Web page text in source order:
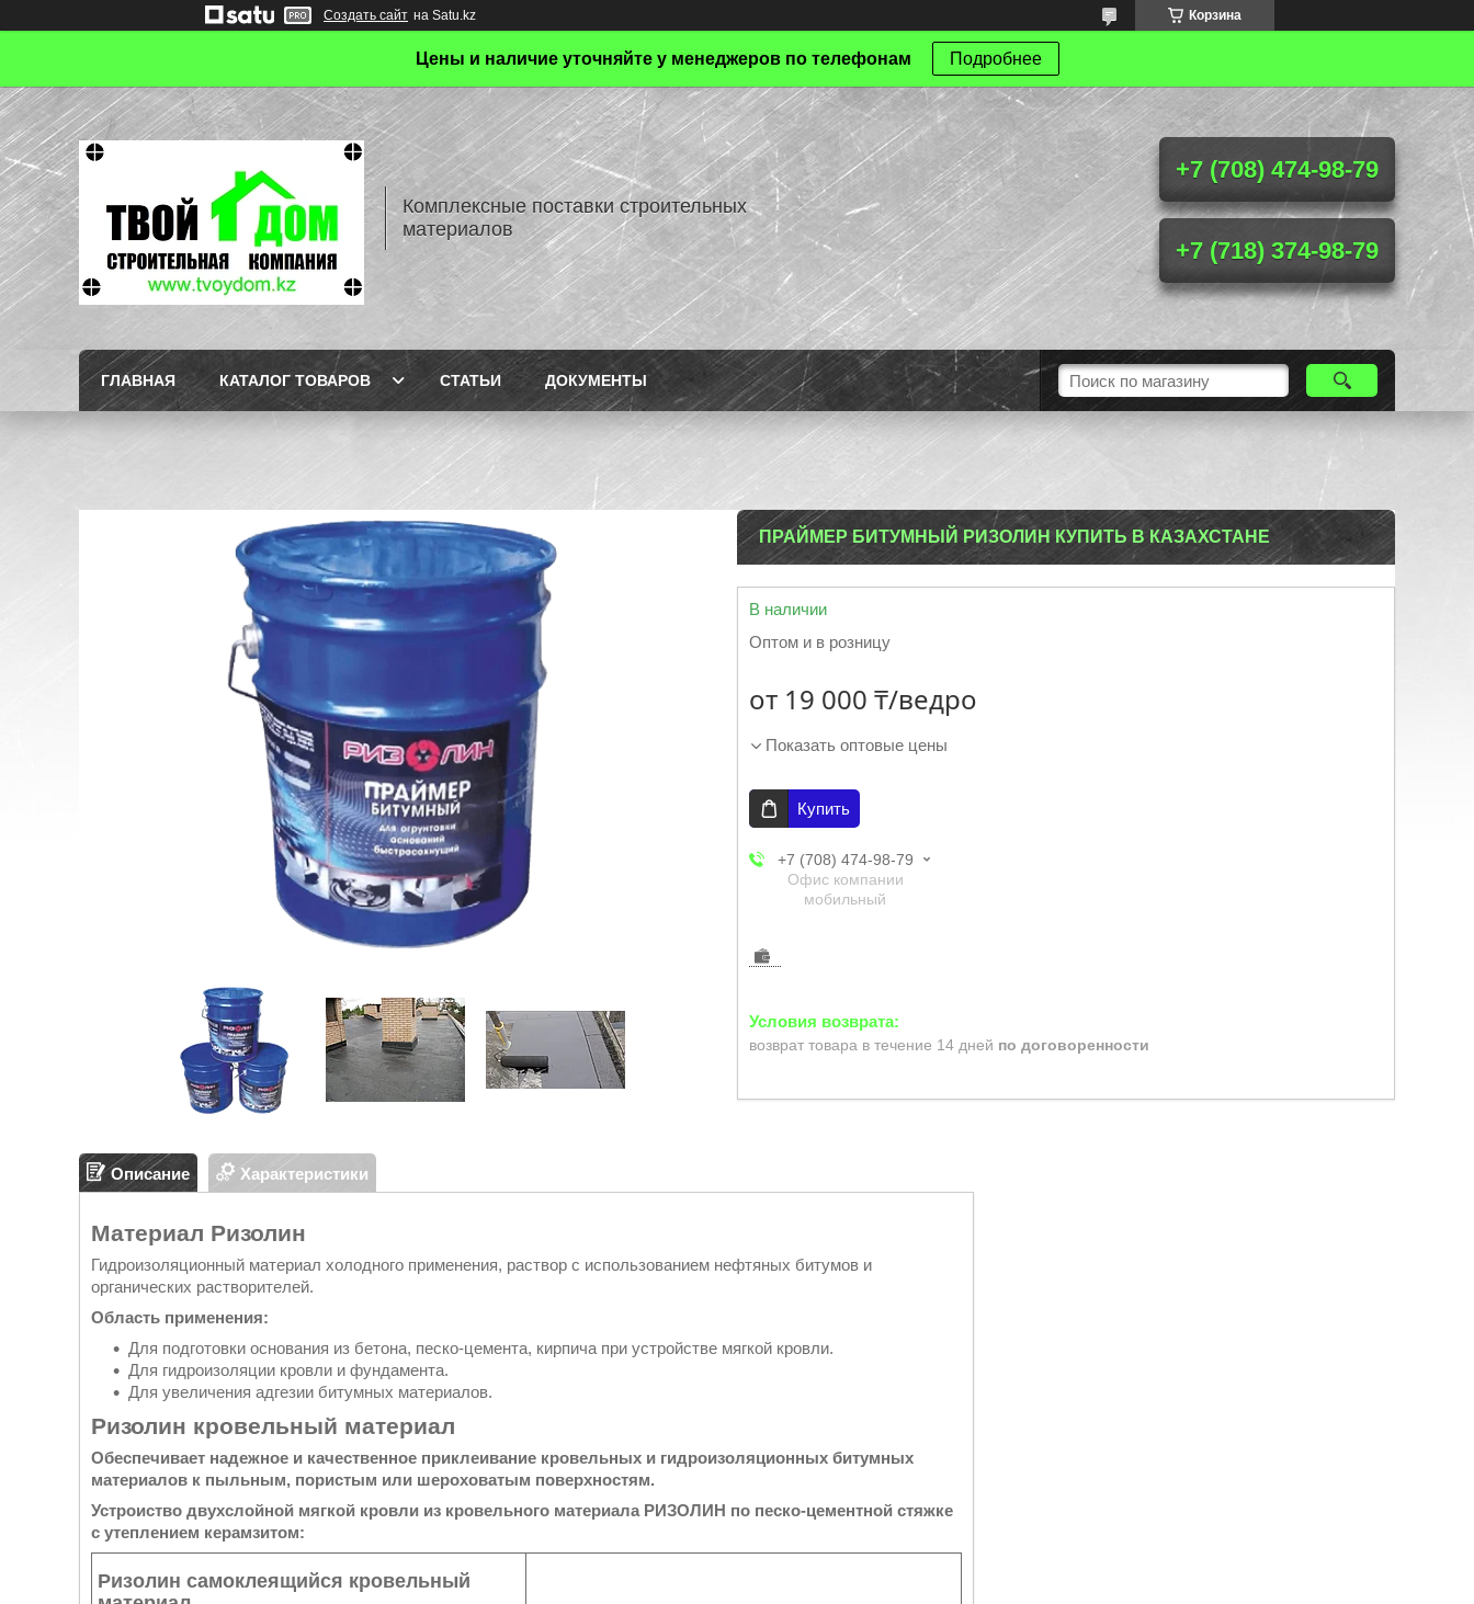
Создать сайт на Satu.kz Корзина
Цены и наличие уточняйте у менеджеров по телефонам Подробнее
Комплексные поставки строительных
материалов
+7 (708) 474-98-79
+7 (718) 374-98-79
ГЛАВНАЯ КАТАЛОГ ТОВАРОВ СТАТЬИ ДОКУМЕНТЫ
ПРАЙМЕР БИТУМНЫЙ РИЗОЛИН КУПИТЬ В КАЗАХСТАНЕ
В наличии
Оптом и в розницу
от 19 000 ₸/ведро
Показать оптовые цены
Купить
+7 (708) 474-98-79
Офис компании
мобильный
возврат товара в течение 14 дней по договоренности
Описание Характеристики
Материал Ризолин
Гидроизоляционный материал холодного применения, раствор с использованием нефтяных битумов и
органических растворителей.
Область применения:
Для подготовки основания из бетона, песко-цемента, кирпича при устройстве мягкой кровли.
Для гидроизоляции кровли и фундамента.
Для увеличения адгезии битумных материалов.
Ризолин кровельный материал
Обеспечивает надежное и качественное приклеивание кровельных и гидроизоляционных битумных
материалов к пыльным, пористым или шероховатым поверхностям.
Устроиство двухслойной мягкой кровли из кровельного материала РИЗОЛИН по песко-цементной стяжке
с утеплением керамзитом:
Ризолин самоклеящийся кровельный